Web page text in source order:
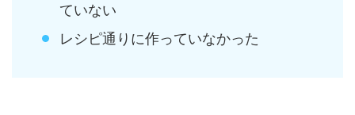
ていない
レシピ通りに作っていなかった